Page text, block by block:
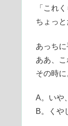
「これ
ちょっ
あっち
ああ、
その時
A。いや
B。くや